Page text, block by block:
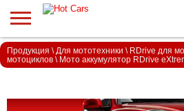
Продукция \ Для мототехники \ RDrive для
мотоциклов \ Мото аккумулятор RDrive